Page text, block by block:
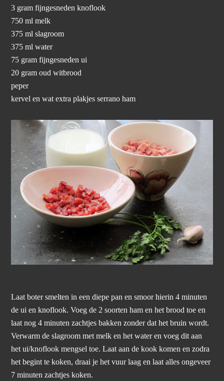
3 gram fijngesneden knoflook
750 ml melk
375 ml slagroom
375 ml water
75 gram fijngesneden ui
20 gram oud witbrood
peper
kervel en wat extra plakjes serrano ham
Laat boter smelten in een diepe pan en smoor hierin 4 minuten
de ui en knoflook. Voeg de 2 soorten ham en het brood toe en
laat nog 4 minuten zachtjes bakken zonder dat het bruin wordt.
Verwarm de slagroom met melk en het water en voeg dit aan
het ui/knoflook mengsel toe. Laat aan de kook komen en zodra
het begint te koken, draai je het vuur laag en laat alles ongeveer
7 minuten zachtjes koken.